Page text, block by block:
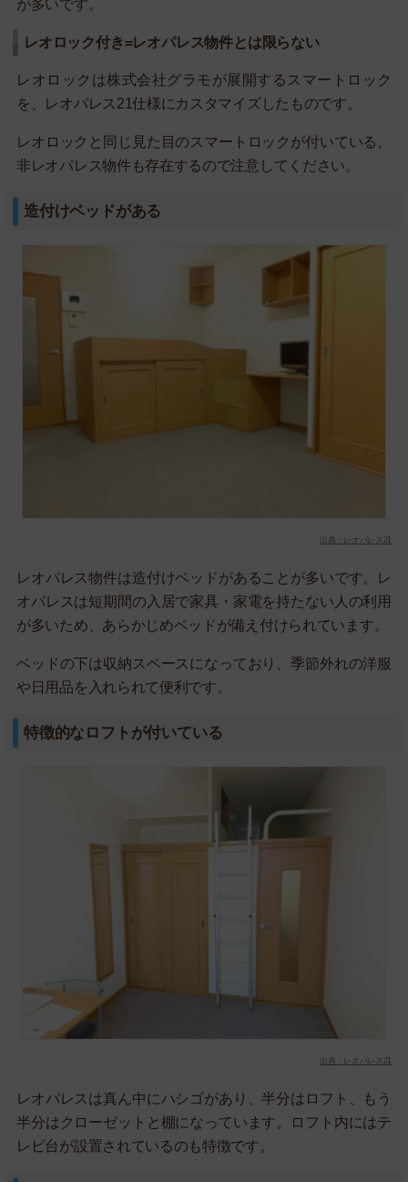
が多いです。
レオロック付き=レオパレス物件とは限らない
レオロックは株式会社グラモが展開するスマートロック
を、レオパレス21仕様にカスタマイズしたものです。
レオロックと同じ見た目のスマートロックが付いている、
非レオパレス物件も存在するので注意してください。
造付けベッドがある
出典：レオパレス21
レオパレス物件は造付けベッドがあることが多いです。レ
オパレスは短期間の入居で家具・家電を持たない人の利用
が多いため、あらかじめベッドが備え付けられています。
ベッドの下は収納スペースになっており、季節外れの洋服
や日用品を入れられて便利です。
特徴的なロフトが付いている
出典：レオパレス21
レオパレスは真ん中にハシゴがあり、半分はロフト、もう
半分はクローゼットと棚になっています。ロフト内にはテ
レビ台が設置されているのも特徴です。